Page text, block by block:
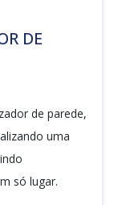
DE
de parede,
uma
só lugar.